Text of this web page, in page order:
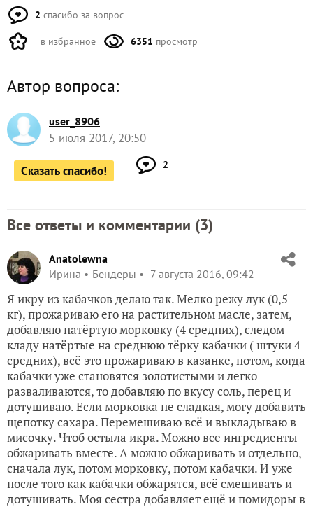
2 спасибо за вопрос
в избранное 6351 просмотр
Автор вопроса:
user_8906
5 июля 2017, 20:50
Сказать спасибо! 2
Все ответы и комментарии (3)
Anatolewna
Ирина
Бендеры 7 августа 2016, 09:42
Я икру из кабачков делаю так. Мелко режу лук (0,5
кг), прожариваю его на растительном масле, затем,
добавляю натёртую морковку (4 средних), следом
кладу натёртые на среднюю тёрку кабачки ( штуки 4
средних), всё это прожариваю в казанке, потом, когда
кабачки уже становятся золотистыми и легко
разваливаются, то добавляю по вкусу соль, перец и
дотушиваю. Если морковка не сладкая, могу добавить
щепотку сахара. Перемешиваю всё и выкладываю в
мисочку. Чтоб остыла икра. Можно все ингредиенты
обжаривать вместе. А можно обжаривать и отдельно,
сначала лук, потом морковку, потом кабачки. И уже
после того как кабачки обжарятся, всё смешивать и
дотушивать. Моя сестра добавляет ещё и помидоры в